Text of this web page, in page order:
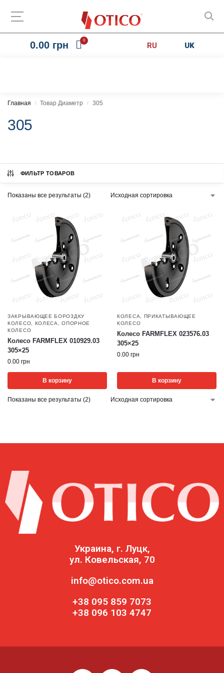
0.00 грн 0
RU UK
Главная / Товар Диаметр / 305
305
ФИЛЬТР ТОВАРОВ
Показаны все результаты (2)
ЗАКРЫВАЮЩЕЕ БОРОЗДКУ
КОЛЕСО
КОЛЕСА ,ОПОРНОЕ
КОЛЕСО
Колесо FARMFLEX 010929.03
305×25
0.00 грн
В корзину
КОЛЕСА
ПРИКАТЫВАЮЩЕЕ
КОЛЕСО
Колесо FARMFLEX 023576.03
305×25
0.00 грн
В корзину
Показаны все результаты (2)
Украина, г. Луцк,
ул. Ковельская, 70
info@otico.com.ua
+38 095 859 7073
+38 096 103 4747